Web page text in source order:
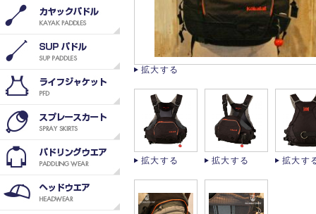
拡大する
拡大する 拡大する 拡大す